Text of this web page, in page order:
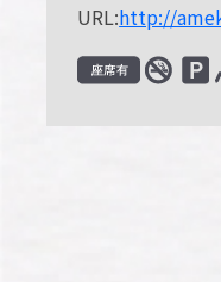
URL:http://